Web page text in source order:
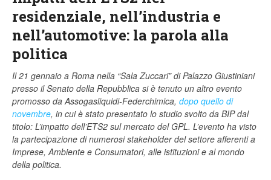
residenziale, nell’industria e
nell’automotive: la parola alla
politica
Il 21 gennaio a Roma nella “Sala Zuccari” di Palazzo Giustiniani
presso il Senato della Repubblica si è tenuto un altro evento
promosso da Assogasliquidi-Federchimica, dopo quello di
novembre, in cui è stato presentato lo studio svolto da BIP dal
titolo: L’impatto dell’ETS2 sul mercato del GPL. L’evento ha visto
la partecipazione di numerosi stakeholder del settore afferenti a
Imprese, Ambiente e Consumatori, alle istituzioni e al mondo
della politica.